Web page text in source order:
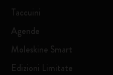
Taccuini
Agende
Moleskine Smart
Edizioni Limitate